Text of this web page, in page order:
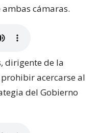
cámaras.
dirigente de la
acercarse al
del Gobierno